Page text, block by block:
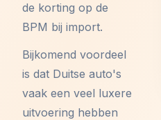
de korting op de
BPM bij import.
Bijkomend voordeel
is dat Duitse auto's
vaak een veel luxere
uitvoering hebben